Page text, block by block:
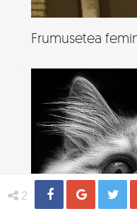
2 Share
Frumusetea